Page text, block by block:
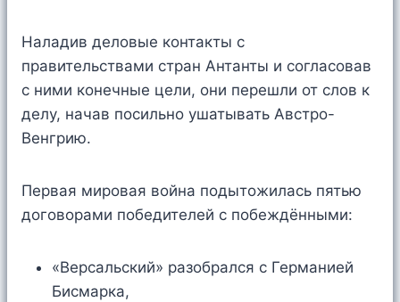
Наладив деловые контакты с
правительствами стран Антанты и согласовав
с ними конечные цели, они перешли от слов к
делу, начав посильно ушатывать Австро-
Венгрию.
Первая мировая война подытожилась пятью
договорами победителей с побеждёнными:
«Версальский» разобрался с Германией
Бисмарка,